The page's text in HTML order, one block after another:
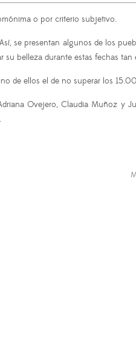
o por criterio subjetivo.
se presentan algunos de los
belleza durante estas fechas tan
de ellos el de no superar los
Ovejero, Claudia Muñoz y